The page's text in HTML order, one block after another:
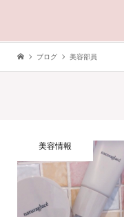
ブログ 美容部員
美容情報